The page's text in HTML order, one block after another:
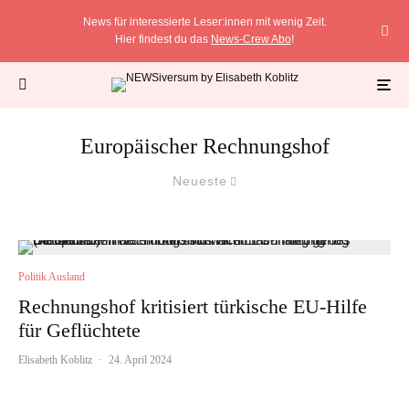
News für interessierte Leser:innen mit wenig Zeit.
Hier findest du das News-Crew Abo!
Europäischer Rechnungshof
Neueste
Politik Ausland
Rechnungshof kritisiert türkische EU-Hilfe
für Geflüchtete
Elisabeth Koblitz · 24. April 2024